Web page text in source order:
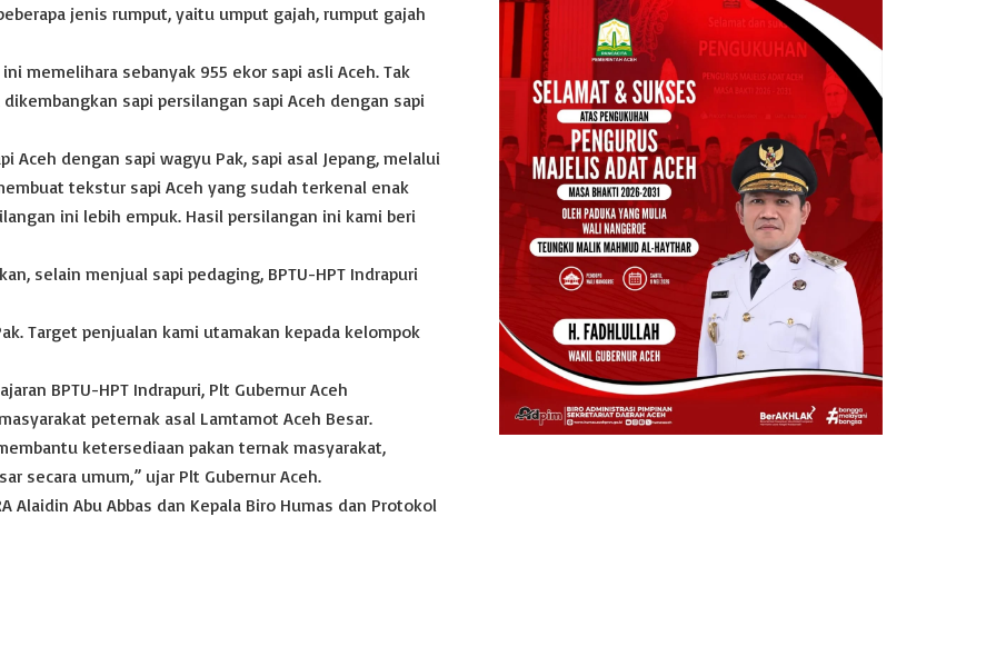
jenis rumput, yaitu umput gajah, rumput gajah
memelihara sebanyak 955 ekor sapi asli Aceh. Tak
sapi persilangan sapi Aceh dengan sapi
Aceh dengan sapi wagyu Pak, sapi asal Jepang, melalui
tekstur sapi Aceh yang sudah terkenal enak
ini lebih empuk. Hasil persilangan ini kami beri
selain menjual sapi pedaging, BPTU-HPT Indrapuri
Target penjualan kami utamakan kepada kelompok
BPTU-HPT Indrapuri, Plt Gubernur Aceh
peternak asal Lamtamot Aceh Besar.
ketersediaan pakan ternak masyarakat,
secara umum,” ujar Plt Gubernur Aceh.
Abu Abbas dan Kepala Biro Humas dan Protokol